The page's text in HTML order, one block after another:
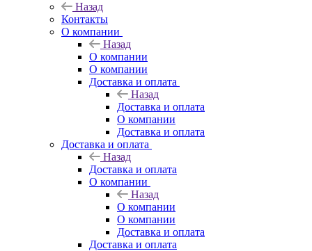
Назад
Контакты
О компании
Назад
О компании
О компании
Доставка и оплата
Назад
Доставка и оплата
О компании
Доставка и оплата
Доставка и оплата
Назад
Доставка и оплата
О компании
Назад
О компании
О компании
Доставка и оплата
Доставка и оплата